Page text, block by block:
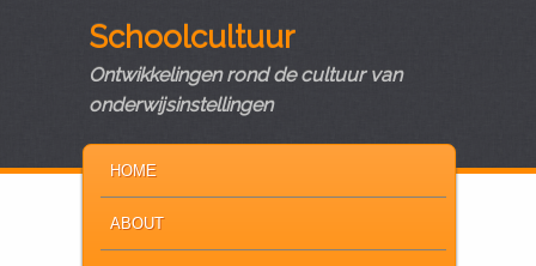
Schoolcultuur
Ontwikkelingen rond de cultuur van
onderwijsinstellingen
SKIP TO PRIMARY CONTENT
SKIP TO SECONDARY CONTENT
HOME
ABOUT